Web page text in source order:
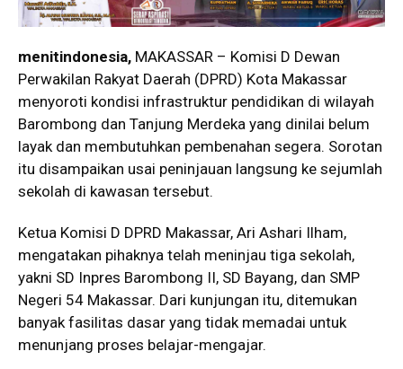
menitindonesia, MAKASSAR – Komisi D Dewan
Perwakilan Rakyat Daerah (DPRD) Kota Makassar
menyoroti kondisi infrastruktur pendidikan di wilayah
Barombong dan Tanjung Merdeka yang dinilai belum
layak dan membutuhkan pembenahan segera. Sorotan
itu disampaikan usai peninjauan langsung ke sejumlah
sekolah di kawasan tersebut.
Ketua Komisi D DPRD Makassar, Ari Ashari Ilham,
mengatakan pihaknya telah meninjau tiga sekolah,
yakni SD Inpres Barombong II, SD Bayang, dan SMP
Negeri 54 Makassar. Dari kunjungan itu, ditemukan
banyak fasilitas dasar yang tidak memadai untuk
menunjang proses belajar-mengajar.